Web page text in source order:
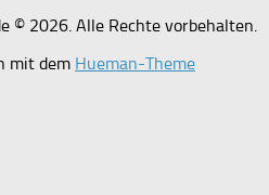
© 2026. Alle Rechte vorbehalten.
mit dem Hueman-Theme